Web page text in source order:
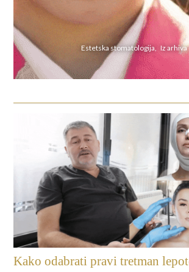
Estetska stomatologija, Iz arhiva
Kako odabrati pravi tretman